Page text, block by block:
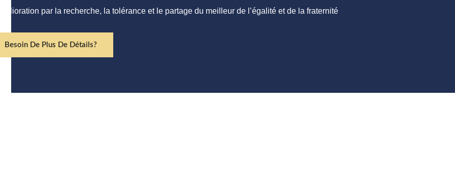
par la recherche, la tolérance et le partage du meilleur de l’égalité et de la fraternité
Besoin De Plus De Détails?